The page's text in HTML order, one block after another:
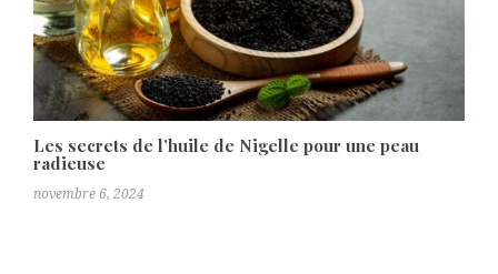
Les secrets de l’huile de Nigelle pour une peau
radieuse
novembre 6, 2024